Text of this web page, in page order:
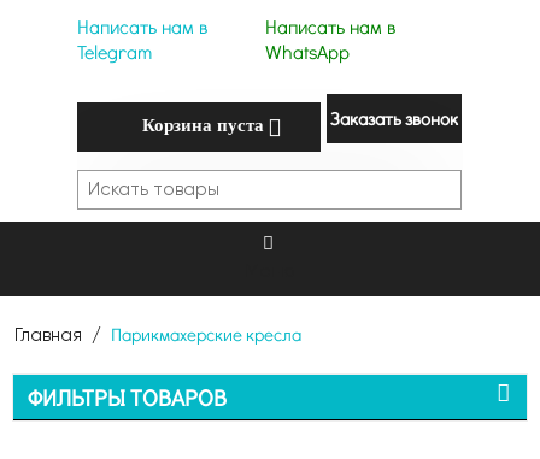
Написать нам в
Telegram
Написать нам в
WhatsApp
Корзина пуста Заказать звонок
Главная / Парикмахерские кресла
ФИЛЬТРЫ ТОВАРОВ